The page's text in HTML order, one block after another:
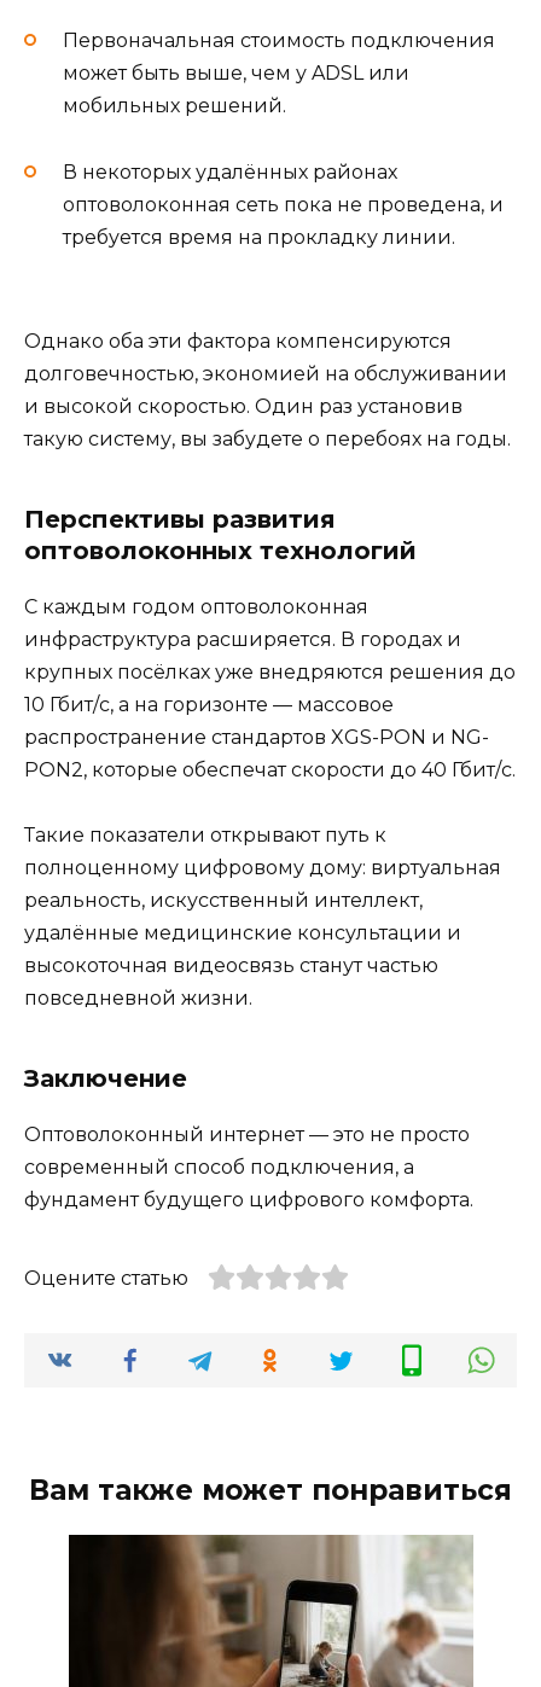
Первоначальная стоимость подключения
может быть выше, чем у ADSL или
мобильных решений.
В некоторых удалённых районах
оптоволоконная сеть пока не проведена, и
требуется время на прокладку линии.
Однако оба эти фактора компенсируются
долговечностью, экономией на обслуживании
и высокой скоростью. Один раз установив
такую систему, вы забудете о перебоях на годы.
Перспективы развития
оптоволоконных технологий
С каждым годом оптоволоконная
инфраструктура расширяется. В городах и
крупных посёлках уже внедряются решения до
10 Гбит/с, а на горизонте — массовое
распространение стандартов XGS-PON и NG-
PON2, которые обеспечат скорости до 40 Гбит/с.
Такие показатели открывают путь к
полноценному цифровому дому: виртуальная
реальность, искусственный интеллект,
удалённые медицинские консультации и
высокоточная видеосвязь станут частью
повседневной жизни.
Заключение
Оптоволоконный интернет — это не просто
современный способ подключения, а
фундамент будущего цифрового комфорта.
Оцените статью
Вам также может понравиться